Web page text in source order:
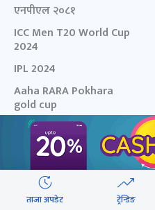
ताजा अपडेट ट्रेन्डिङ
एनपीएल २०८१
ICC Men T20 World Cup
2024
IPL 2024
Aaha RARA Pokhara
gold cup
Nepal Super League -
2080